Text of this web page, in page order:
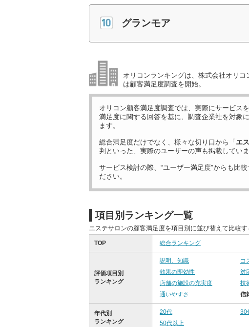
グランモア
オリコンランキングは、株式会社オリ
は顧客満足度調査を開始。
オリコン顧客満足度調査では、実際にサービス
満足度に関する回答を基に、調査企業社を対象
ます。
総合満足度だけでなく、様々な切り口から「エ
判といった、実際のユーザーの声も掲載していま
サービス検討の際、“ユーザー満足度”からも比
ださい。
項目別ランキング一覧
エステサロンの顧客満足度を項目別に並び替えて比較す
TOP 総合ランキング
評価項目別
ランキング
説明、知識 コ
効果の即効性
対
店舗の施設の充実度
技
通いやすさ
信
年代別
ランキング
20代 30
50代以上